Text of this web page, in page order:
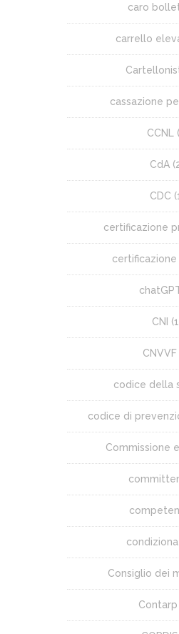
caro
carrello
cassazione
CCNL
CdA
CDC
certificazione
CNI
CNVVF
codice della
codice di
Commissione
Consiglio dei
Contarp